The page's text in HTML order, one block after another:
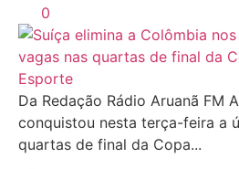
0
Esporte
Da Redação Rádio Aruanã FM
conquistou nesta terça-feira a
quartas de final da Copa...